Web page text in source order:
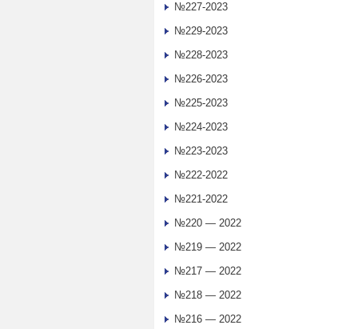
№227-2023
№229-2023
№228-2023
№226-2023
№225-2023
№224-2023
№223-2023
№222-2022
№221-2022
№220 — 2022
№219 — 2022
№217 — 2022
№218 — 2022
№216 — 2022